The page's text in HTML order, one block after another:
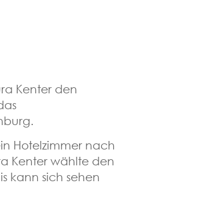
Kenter den
Hotelzimmer nach
Kenter wählte den
kann sich sehen